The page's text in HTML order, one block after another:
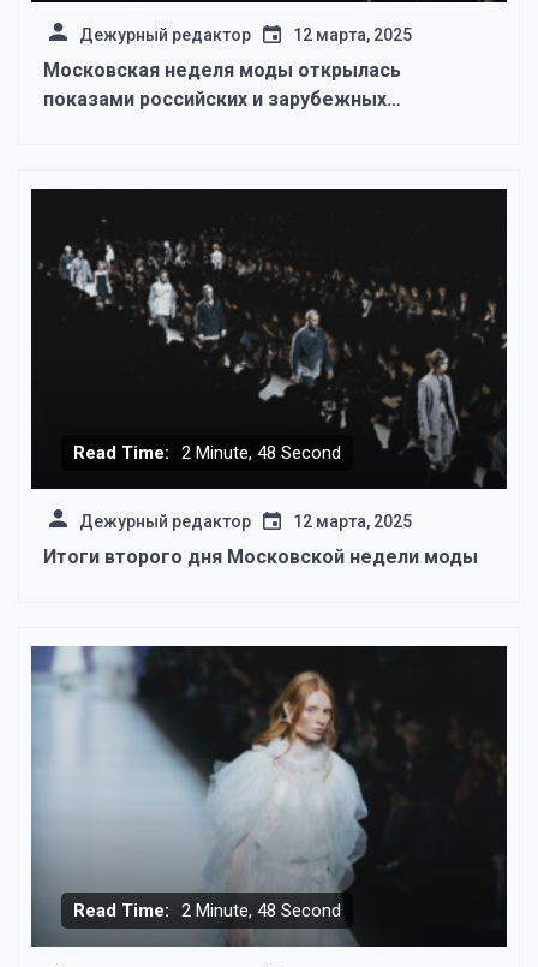
Дежурный редактор 12 марта, 2025
Московская неделя моды открылась
показами российских и зарубежных
Read Time: 2 Minute, 48 Second
Дежурный редактор 12 марта, 2025
Итоги второго дня Московской недели моды
Read Time: 2 Minute, 48 Second